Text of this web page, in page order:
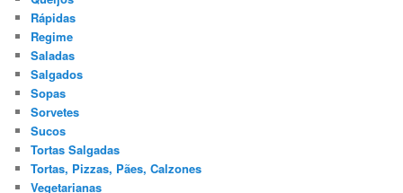
Rápidas
Regime
Saladas
Salgados
Sopas
Sorvetes
Sucos
Tortas Salgadas
Tortas, Pizzas, Pães, Calzones
Vegetarianas